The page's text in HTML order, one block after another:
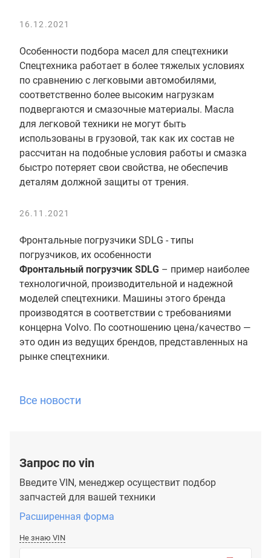
16.12.2021
Особенности подбора масел для спецтехники
Спецтехника работает в более тяжелых условиях
по сравнению с легковыми автомобилями,
соответственно более высоким нагрузкам
подвергаются и смазочные материалы. Масла
для легковой техники не могут быть
использованы в грузовой, так как их состав не
рассчитан на подобные условия работы и смазка
быстро потеряет свои свойства, не обеспечив
деталям должной защиты от трения.
26.11.2021
Фронтальные погрузчики SDLG - типы
погрузчиков, их особенности
Фронтальный погрузчик SDLG – пример наиболее
технологичной, производительной и надежной
моделей спецтехники. Машины этого бренда
производятся в соответствии с требованиями
концерна Volvo. По соотношению цена/качество —
это один из ведущих брендов, представленных на
рынке спецтехники.
Все новости
Запрос по vin
Введите VIN, менеджер осуществит подбор
запчастей для вашей техники
Расширенная форма
Не знаю VIN